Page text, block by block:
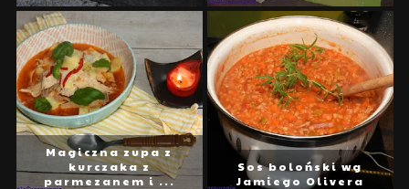
Magiczna zupa z
kurczaka z
parmezanem i ...
Sos boloński wg
Jamiego Olivera